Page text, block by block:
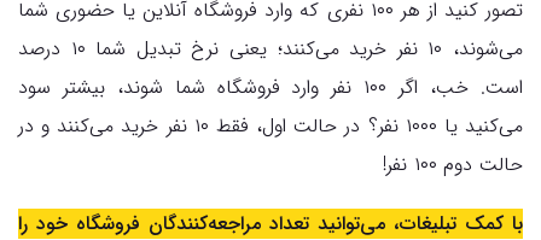
تصور کنید از هر ۱۰۰ نفری که وارد فروشگاه آنلاین یا حضوری شما
می‌شوند، ۱۰ نفر خرید می‌کنند؛ یعنی نرخ تبدیل شما ۱۰ درصد
است. خب، اگر ۱۰۰ نفر وارد فروشگاه شما شوند، بیشتر سود
می‌کنید یا ۱۰۰۰ نفر؟ در حالت اول، فقط ۱۰ نفر خرید می‌کنند و در
حالت دوم ۱۰۰ نفر!
با کمک تبلیغات، می‌توانید تعداد مراجعه‌کنندگان فروشگاه خود را